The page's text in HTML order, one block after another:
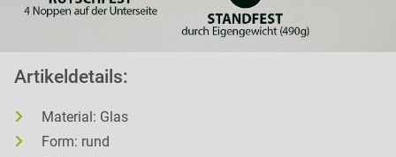
Artikeldetails:
Material: Glas
Form: rund